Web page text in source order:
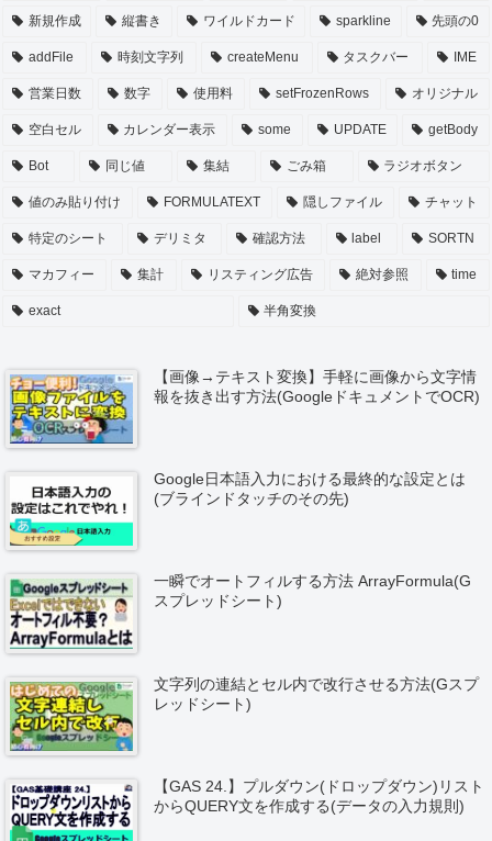
新規作成 縦書き ワイルドカード sparkline 先頭の0
addFile 時刻文字列 createMenu タスクバー IME
営業日数 数字 使用料 setFrozenRows オリジナル
空白セル カレンダー表示 some UPDATE getBody
Bot 同じ値 集結 ごみ箱 ラジオボタン
値のみ貼り付け FORMULATEXT 隠しファイル チャット
特定のシート デリミタ 確認方法 label SORTN
マカフィー 集計 リスティング広告 絶対参照 time
exact 半角変換
【画像→テキスト変換】手軽に画像から文字情
報を抜き出す方法(GoogleドキュメントでOCR)
Google日本語入力における最終的な設定とは
(ブラインドタッチのその先)
一瞬でオートフィルする方法 ArrayFormula(G
スプレッドシート)
文字列の連結とセル内で改行させる方法(Gスプ
レッドシート)
【GAS 24.】プルダウン(ドロップダウン)リスト
からQUERY文を作成する(データの入力規則)